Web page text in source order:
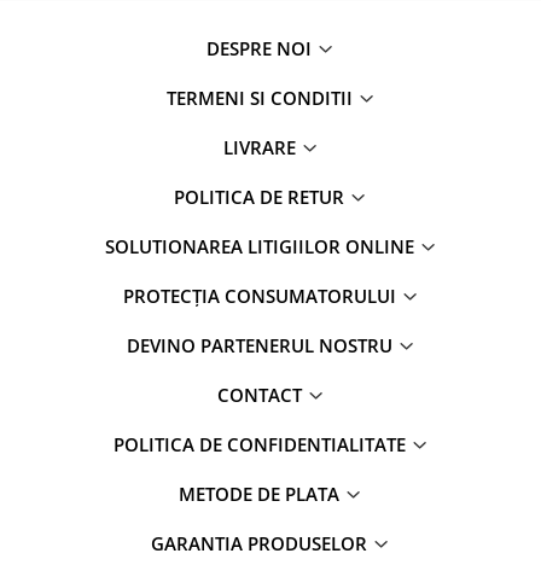
DESPRE NOI
TERMENI SI CONDITII
LIVRARE
POLITICA DE RETUR
SOLUTIONAREA LITIGIILOR ONLINE
PROTECȚIA CONSUMATORULUI
DEVINO PARTENERUL NOSTRU
CONTACT
POLITICA DE CONFIDENTIALITATE
METODE DE PLATA
GARANTIA PRODUSELOR